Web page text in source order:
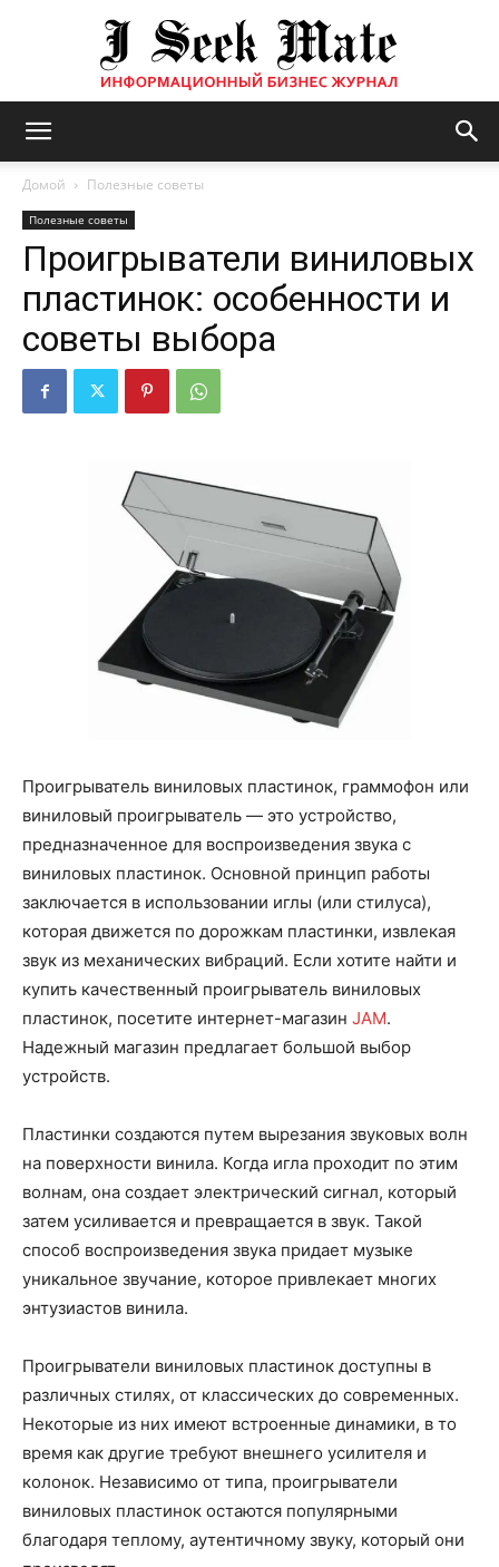
журнал
|
Домой Полезные советы
Полезные советы
Проигрыватели виниловых
пластинок: особенности и
советы выбора
Проигрыватель виниловых пластинок, граммофон или
виниловый проигрыватель — это устройство,
предназначенное для воспроизведения звука с
виниловых пластинок. Основной принцип работы
заключается в использовании иглы (или стилуса),
которая движется по дорожкам пластинки, извлекая
звук из механических вибраций. Если хотите найти и
купить качественный проигрыватель виниловых
пластинок, посетите интернет-магазин JAM.
Надежный магазин предлагает большой выбор
устройств.
Пластинки создаются путем вырезания звуковых волн
на поверхности винила. Когда игла проходит по этим
волнам, она создает электрический сигнал, который
затем усиливается и превращается в звук. Такой
способ воспроизведения звука придает музыке
уникальное звучание, которое привлекает многих
энтузиастов винила.
Проигрыватели виниловых пластинок доступны в
различных стилях, от классических до современных.
Некоторые из них имеют встроенные динамики, в то
время как другие требуют внешнего усилителя и
колонок. Независимо от типа, проигрыватели
виниловых пластинок остаются популярными
благодаря теплому, аутентичному звуку, который они